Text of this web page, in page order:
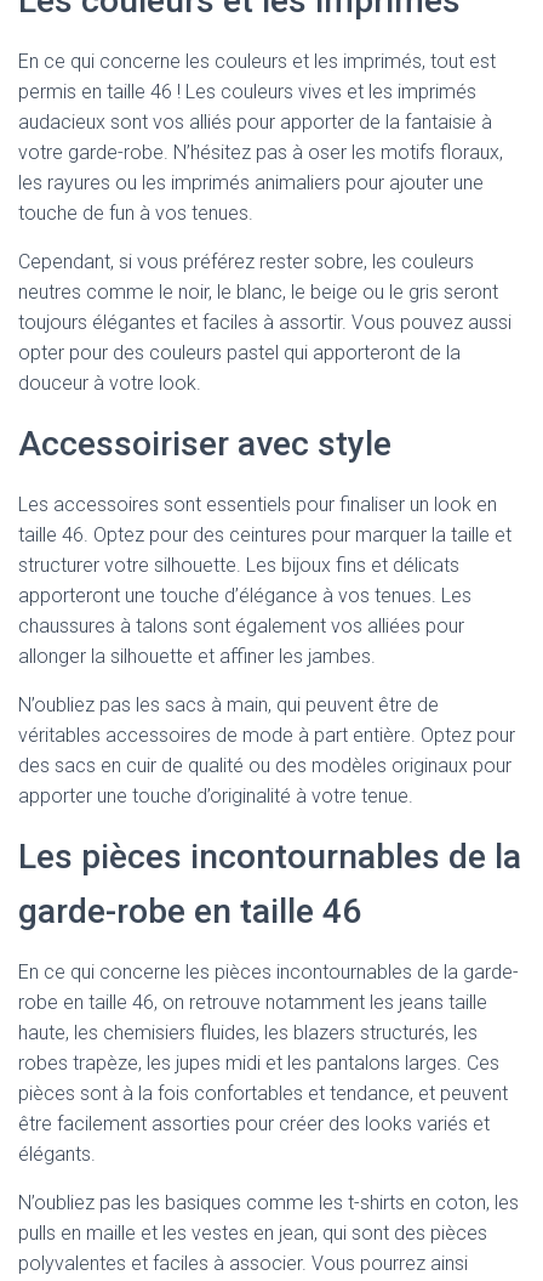
En ce qui concerne les couleurs et les imprimés, tout est
permis en taille 46 ! Les couleurs vives et les imprimés
audacieux sont vos alliés pour apporter de la fantaisie à
votre garde-robe. N’hésitez pas à oser les motifs floraux,
les rayures ou les imprimés animaliers pour ajouter une
touche de fun à vos tenues.
Cependant, si vous préférez rester sobre, les couleurs
neutres comme le noir, le blanc, le beige ou le gris seront
toujours élégantes et faciles à assortir. Vous pouvez aussi
opter pour des couleurs pastel qui apporteront de la
douceur à votre look.
Accessoiriser avec style
Les accessoires sont essentiels pour finaliser un look en
taille 46. Optez pour des ceintures pour marquer la taille et
structurer votre silhouette. Les bijoux fins et délicats
apporteront une touche d’élégance à vos tenues. Les
chaussures à talons sont également vos alliées pour
allonger la silhouette et affiner les jambes.
N’oubliez pas les sacs à main, qui peuvent être de
véritables accessoires de mode à part entière. Optez pour
des sacs en cuir de qualité ou des modèles originaux pour
apporter une touche d’originalité à votre tenue.
Les pièces incontournables de la
garde-robe en taille 46
En ce qui concerne les pièces incontournables de la garde-
robe en taille 46, on retrouve notamment les jeans taille
haute, les chemisiers fluides, les blazers structurés, les
robes trapèze, les jupes midi et les pantalons larges. Ces
pièces sont à la fois confortables et tendance, et peuvent
être facilement assorties pour créer des looks variés et
élégants.
N’oubliez pas les basiques comme les t-shirts en coton, les
pulls en maille et les vestes en jean, qui sont des pièces
polyvalentes et faciles à associer. Vous pourrez ainsi